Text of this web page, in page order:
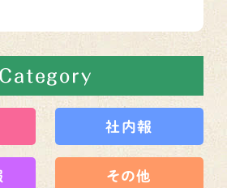
Category
社内報
その他